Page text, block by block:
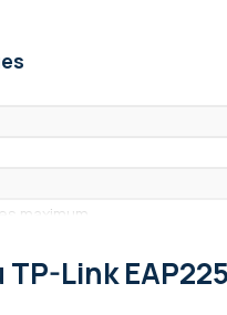
maximum
TP-Link